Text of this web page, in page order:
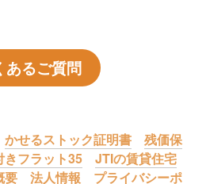
あるご質問
かせるストック証明書
残価保
きフラット35
JTIの賃貸住宅
要 法人情報 プライバシーポ